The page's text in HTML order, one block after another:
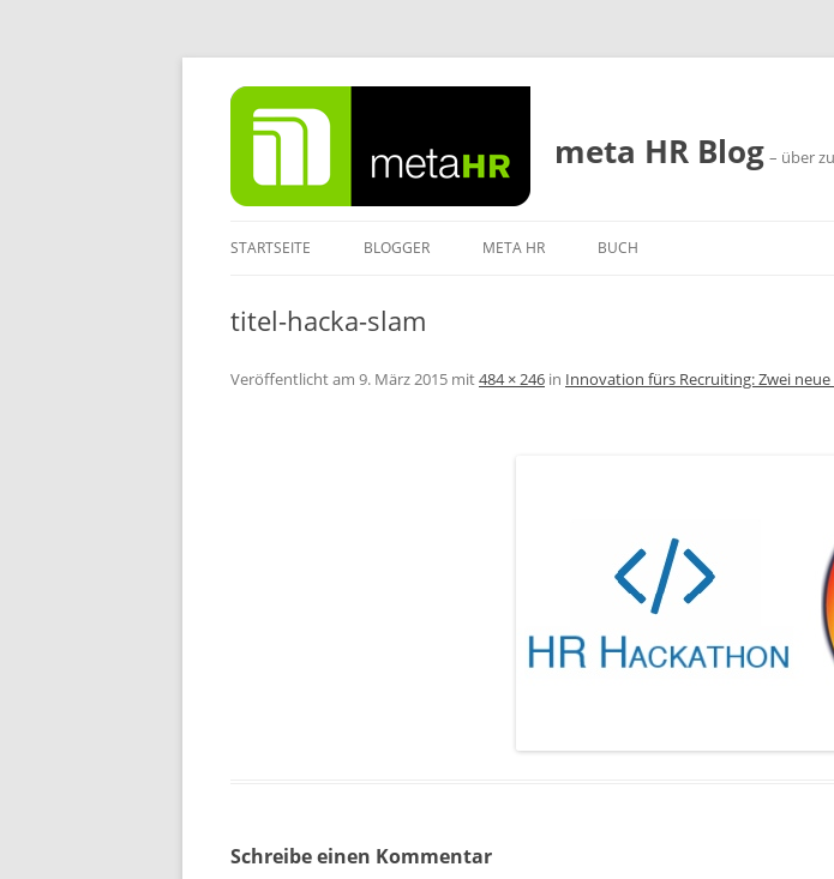
Zum
Inhalt
springen
meta HR Blog – über
STARTSEITE BLOGGER META HR BUCH
titel-hacka-slam
Veröffentlicht am 9. März 2015 mit484 × 246 in Innovation fürs Recruiting: Zwei neue
Schreibe einen Kommentar